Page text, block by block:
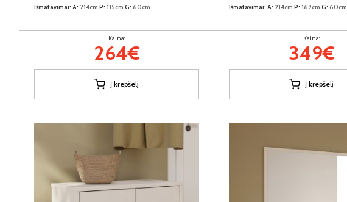
Išmatavimai: A: 214cm P: 115cm G: 60cm
Kaina:
264€
Į krepšelį
Išmatavimai: A: 214cm P: 169cm G: 60cm
Kaina:
349€
Į krepšelį